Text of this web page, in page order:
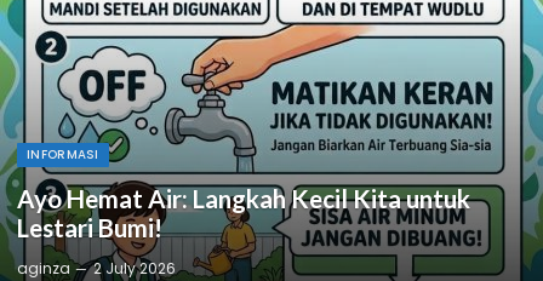
INFORMASI
Ayo Hemat Air: Langkah Kecil Kita untuk
Lestari Bumi!
aginza 2 July 2026